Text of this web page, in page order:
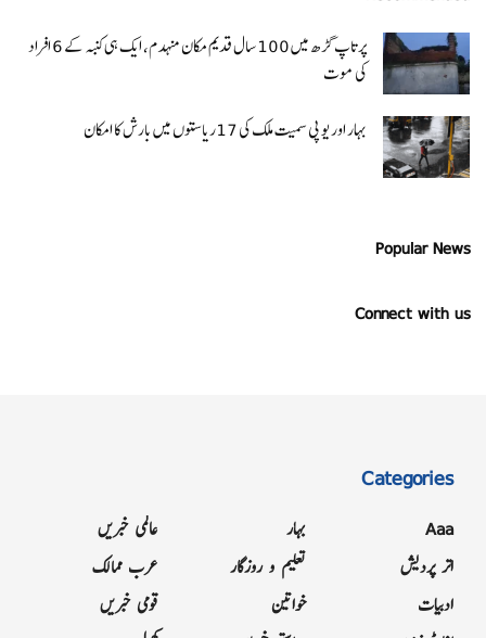
پرتاپ گڑھ میں 100 سال قدیم مکان منہدم، ایک ہی کنبہ کے 6 افراد
کی موت
بہار اور یو پی سمیت ملک کی 17ریاستوں میں بارش کا امکان
Popular News
Connect with us
Categories
Aaa
اتر پردیش
ادبیات
بہار
تعلیم و روزگار
خواتین
عالمی خبریں
عرب ممالک
قومی خبریں